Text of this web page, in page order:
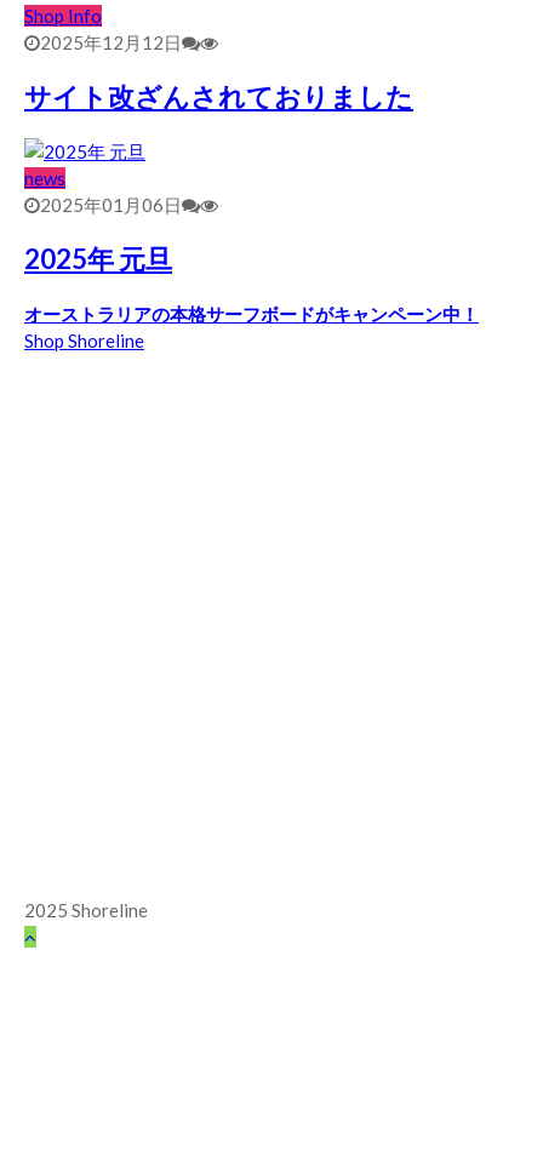
Shop Info
2025年12月12日
サイト改ざんされておりました
news
2025年01月06日
2025年 元旦
オーストラリアの本格サーフボードがキャンペーン中！
Shop Shoreline
2025 Shoreline